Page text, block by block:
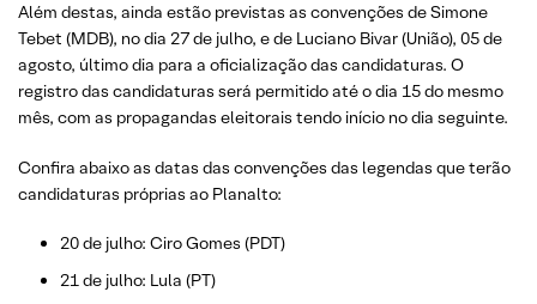
Além destas, ainda estão previstas as convenções de Simone
Tebet (MDB), no dia 27 de julho, e de Luciano Bivar (União), 05 de
agosto, último dia para a oficialização das candidaturas. O
registro das candidaturas será permitido até o dia 15 do mesmo
mês, com as propagandas eleitorais tendo início no dia seguinte.
Confira abaixo as datas das convenções das legendas que terão
candidaturas próprias ao Planalto:
20 de julho: Ciro Gomes (PDT)
21 de julho: Lula (PT)